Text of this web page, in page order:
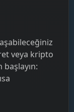
veya kripto
başlayın: